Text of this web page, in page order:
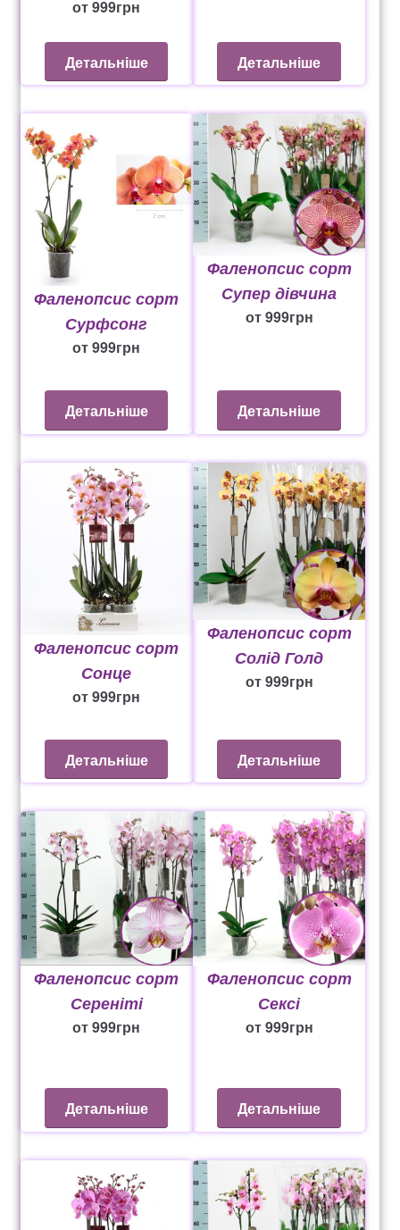
от999грн
Детальніше Детальніше
Фаленопсис сорт
Сурфсонг
от999грн
Детальніше
Фаленопсис сорт
Супер дівчина
от999грн
Детальніше
Фаленопсис сорт
Сонце
от999грн
Детальніше
Фаленопсис сорт
Солід Голд
от999грн
Детальніше
Фаленопсис сорт
Сереніті
от999грн
Детальніше
Фаленопсис сорт
Сексі
от999грн
Детальніше